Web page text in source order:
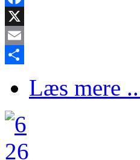
Facebook
X
Email
Læs mere